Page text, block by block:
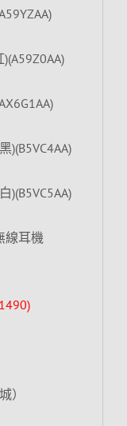
)(B5VC4AA)
)(B5VC5AA)
線耳機
）